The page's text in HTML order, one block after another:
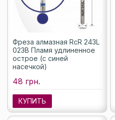
Фреза алмазная RcR 243L
023B Пламя удлиненное
острое (с синей
насечкой)
48 грн.
КУПИТЬ